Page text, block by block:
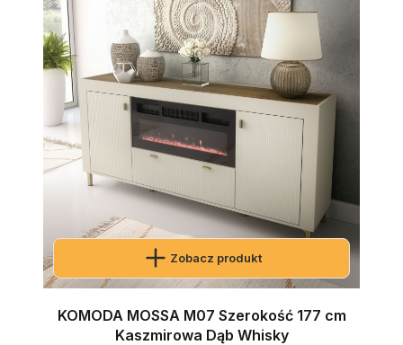
Zobacz produkt
KOMODA MOSSA M07 Szerokość 177 cm
Kaszmirowa Dąb Whisky